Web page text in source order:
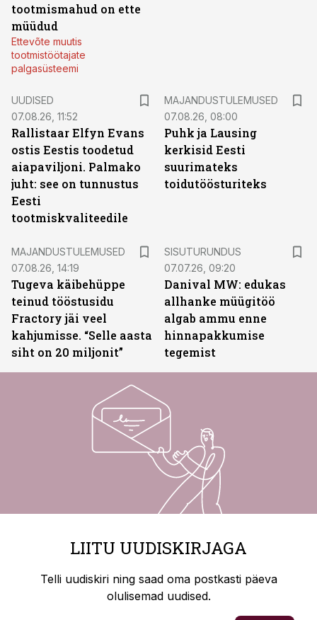
tootmismahud on ette
müüdud
Ettevõte muutis
tootmistöötajate
palgasüsteemi
UUDISED
07.08.26, 11:52
Rallistaar Elfyn Evans
ostis Eestis toodetud
aiapaviljoni. Palmako
juht: see on tunnustus
Eesti
tootmiskvaliteedile
MAJANDUSTULEMUSED
07.08.26, 08:00
Puhk ja Lausing
kerkisid Eesti
suurimateks
toidutöösturiteks
MAJANDUSTULEMUSED
07.08.26, 14:19
Tugeva käibehüppe
teinud tööstusidu
Fractory jäi veel
kahjumisse. “Selle aasta
siht on 20 miljonit”
SISUTURUNDUS
07.07.26, 09:20
Danival MW: edukas
allhanke müügitöö
algab ammu enne
hinnapakkumise
tegemist
LIITU UUDISKIRJAGA
Telli uudiskiri ning saad oma postkasti päeva
olulisemad uudised.